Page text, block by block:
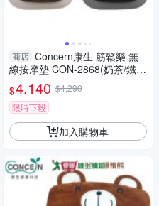
商店 Concern康生 筋鬆樂 無
線按摩墊 CON-2868(奶茶/鐵
灰) 仿真人揉捏 按摩 溫熱 揉捏
放鬆【愛買】
$4,140 $4,290
限時下殺
加入購物車